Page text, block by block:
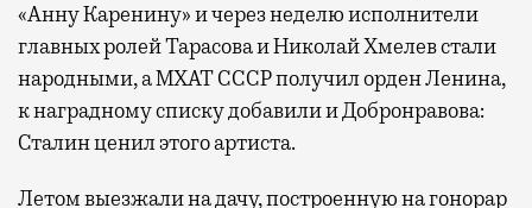
«Анну Каренину» и через неделю исполнители
главных ролей Тарасова и Николай Хмелев стали
народными, а МХАТ СССР получил орден Ленина,
к наградному списку добавили и Добронравова:
Сталин ценил этого артиста.
Летом выезжали на дачу, построенную на гонорар